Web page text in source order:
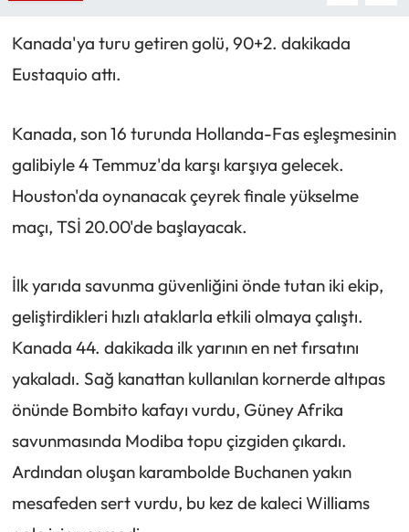
Kanada'ya turu getiren golü, 90+2. dakikada
Eustaquio attı.
Kanada, son 16 turunda Hollanda-Fas eşleşmesinin
galibiyle 4 Temmuz'da karşı karşıya gelecek.
Houston'da oynanacak çeyrek finale yükselme
maçı, TSİ 20.00'de başlayacak.
İlk yarıda savunma güvenliğini önde tutan iki ekip,
geliştirdikleri hızlı ataklarla etkili olmaya çalıştı.
Kanada 44. dakikada ilk yarının en net fırsatını
yakaladı. Sağ kanattan kullanılan kornerde altıpas
önünde Bombito kafayı vurdu, Güney Afrika
savunmasında Modiba topu çizgiden çıkardı.
Ardından oluşan karambolde Buchanen yakın
mesafeden sert vurdu, bu kez de kaleci Williams